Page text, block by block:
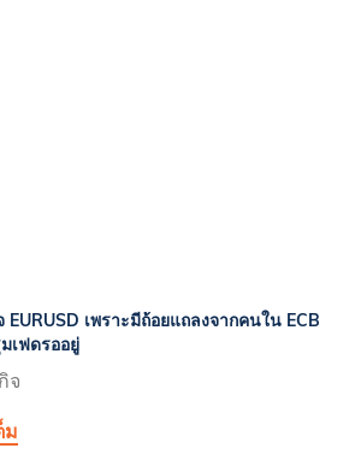
เพราะมีถ้อยแถลงจากคนใน ECB
เฟดรออยู่
จ
ม